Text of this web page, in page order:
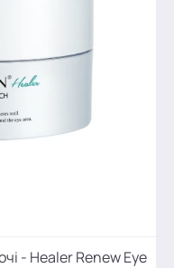
- Healer Renew Eye